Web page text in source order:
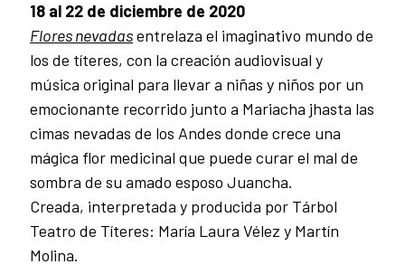
18 al 22 de diciembre de 2020
Flores nevadasentrelaza el imaginativo mundo de
los de títeres, con la creación audiovisual y
música original para llevar a niñas y niños por un
emocionante recorrido junto a Mariacha jhasta las
cimas nevadas de los Andes donde crece una
mágica flor medicinal que puede curar el mal de
sombra de su amado esposo Juancha.
Creada, interpretada y producida por Tárbol
Teatro de Títeres: María Laura Vélez y Martín
Molina.